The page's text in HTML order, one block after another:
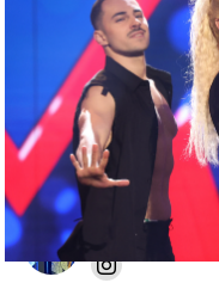
imitaciones de
canalla de Tu
Alberto